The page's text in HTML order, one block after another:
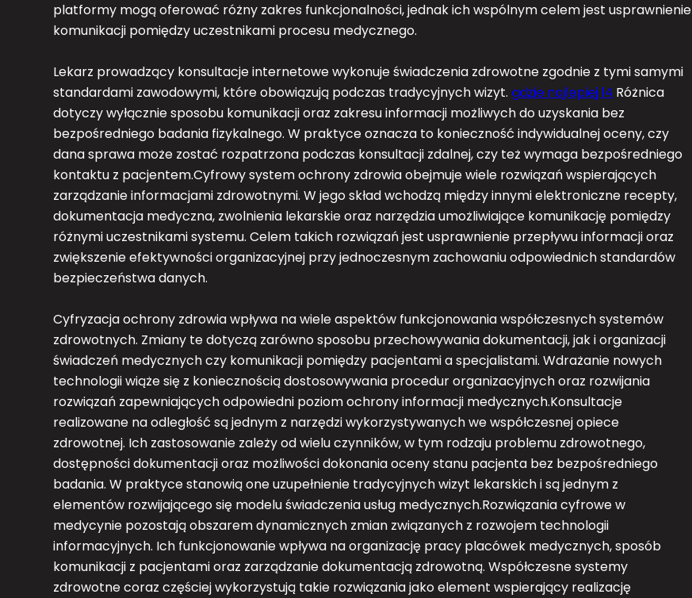
platformy mogą oferować różny zakres funkcjonalności, jednak ich wspólnym celem jest usprawnienie
komunikacji pomiędzy uczestnikami procesu medycznego.
Lekarz prowadzący konsultacje internetowe wykonuje świadczenia zdrowotne zgodnie z tymi samymi
standardami zawodowymi, które obowiązują podczas tradycyjnych wizyt.gdzie najlepiej l4 Różnica
dotyczy wyłącznie sposobu komunikacji oraz zakresu informacji możliwych do uzyskania bez
bezpośredniego badania fizykalnego. W praktyce oznacza to konieczność indywidualnej oceny, czy
dana sprawa może zostać rozpatrzona podczas konsultacji zdalnej, czy też wymaga bezpośredniego
kontaktu z pacjentem.Cyfrowy system ochrony zdrowia obejmuje wiele rozwiązań wspierających
zarządzanie informacjami zdrowotnymi. W jego skład wchodzą między innymi elektroniczne recepty,
dokumentacja medyczna, zwolnienia lekarskie oraz narzędzia umożliwiające komunikację pomiędzy
różnymi uczestnikami systemu. Celem takich rozwiązań jest usprawnienie przepływu informacji oraz
zwiększenie efektywności organizacyjnej przy jednoczesnym zachowaniu odpowiednich standardów
bezpieczeństwa danych.
Cyfryzacja ochrony zdrowia wpływa na wiele aspektów funkcjonowania współczesnych systemów
zdrowotnych. Zmiany te dotyczą zarówno sposobu przechowywania dokumentacji, jak i organizacji
świadczeń medycznych czy komunikacji pomiędzy pacjentami a specjalistami. Wdrażanie nowych
technologii wiąże się z koniecznością dostosowywania procedur organizacyjnych oraz rozwijania
rozwiązań zapewniających odpowiedni poziom ochrony informacji medycznych.Konsultacje
realizowane na odległość są jednym z narzędzi wykorzystywanych we współczesnej opiece
zdrowotnej. Ich zastosowanie zależy od wielu czynników, w tym rodzaju problemu zdrowotnego,
dostępności dokumentacji oraz możliwości dokonania oceny stanu pacjenta bez bezpośredniego
badania. W praktyce stanowią one uzupełnienie tradycyjnych wizyt lekarskich i są jednym z
elementów rozwijającego się modelu świadczenia usług medycznych.Rozwiązania cyfrowe w
medycynie pozostają obszarem dynamicznych zmian związanych z rozwojem technologii
informacyjnych. Ich funkcjonowanie wpływa na organizację pracy placówek medycznych, sposób
komunikacji z pacjentami oraz zarządzanie dokumentacją zdrowotną. Współczesne systemy
zdrowotne coraz częściej wykorzystują takie rozwiązania jako element wspierający realizację